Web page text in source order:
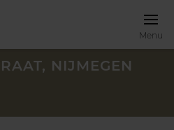
Menu
NIJMEGEN